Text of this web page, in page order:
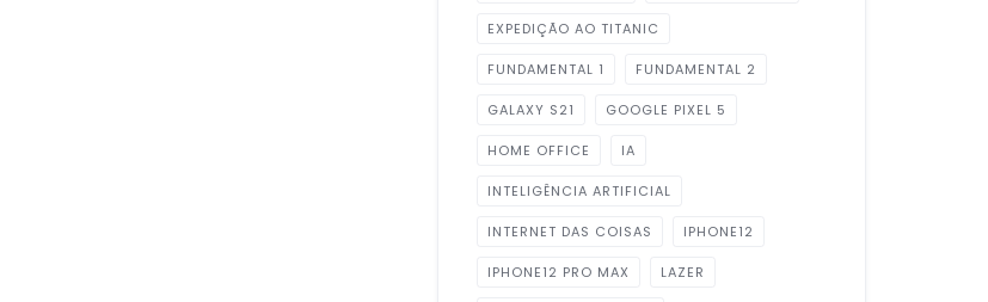
EXPEDIÇÃO AO TITANIC
FUNDAMENTAL 1 FUNDAMENTAL 2
GALAXY S21 GOOGLE PIXEL 5
HOME OFFICE IA
INTELIGÊNCIA ARTIFICIAL
INTERNET DAS COISAS IPHONE12
IPHONE12 PRO MAX LAZER